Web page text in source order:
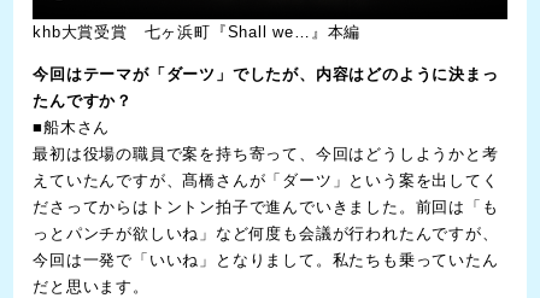
khb大賞受賞 七ヶ浜町『Shall we…』本編
今回はテーマが「ダーツ」でしたが、内容はどのように決まっ
たんですか？
■船木さん
最初は役場の職員で案を持ち寄って、今回はどうしようかと考
えていたんですが、髙橋さんが「ダーツ」という案を出してく
ださってからはトントン拍子で進んでいきました。前回は「も
っとパンチが欲しいね」など何度も会議が行われたんですが、
今回は一発で「いいね」となりまして。私たちも乗っていたん
だと思います。